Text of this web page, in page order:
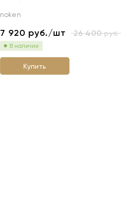
noken
7 920 руб./шт 26 400руб.
В наличии
Купить